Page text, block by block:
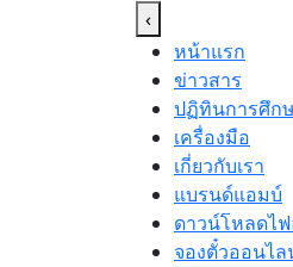
‹
หน้าแรก
ข่าวสาร
ปฏิทินการศึก
เครื่องมือ
เกี่ยวกับเรา
แบรนด์แอมบ์
ดาวน์โหลดไ
จองตั๋วออนไ